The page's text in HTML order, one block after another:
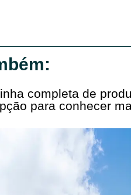
completa de
para conhecer